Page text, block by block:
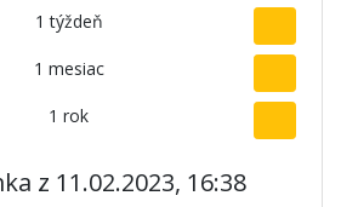
1 týždeň
1 mesiac
1 rok
z 11.02.2023, 16:38